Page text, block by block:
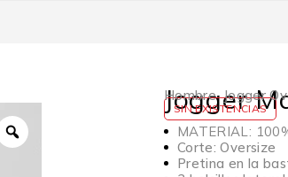
Hombre,Jogger
Jogger
SIN EXISTENCIAS
MATERIAL:
Corte: Oversize
Pretina en la